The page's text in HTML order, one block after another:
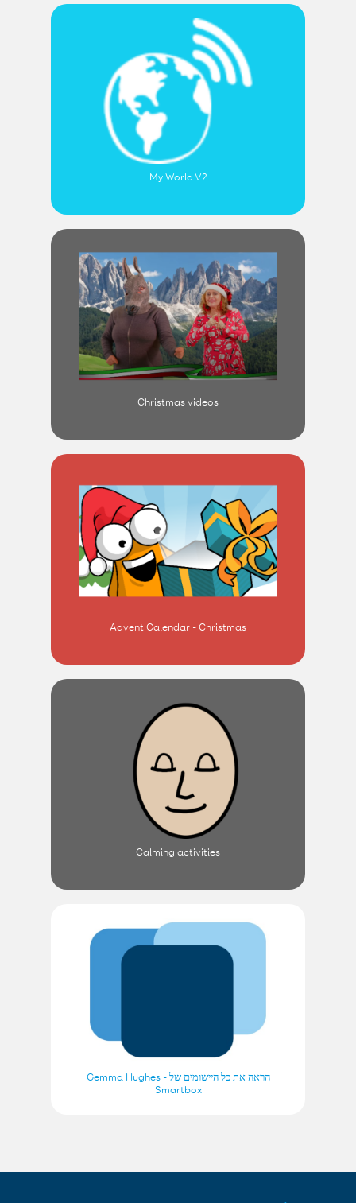
My World V2
Christmas videos
Advent Calendar - Christmas
Calming activities
הראה את כל היישומים של Gemma Hughes -
Smartbox